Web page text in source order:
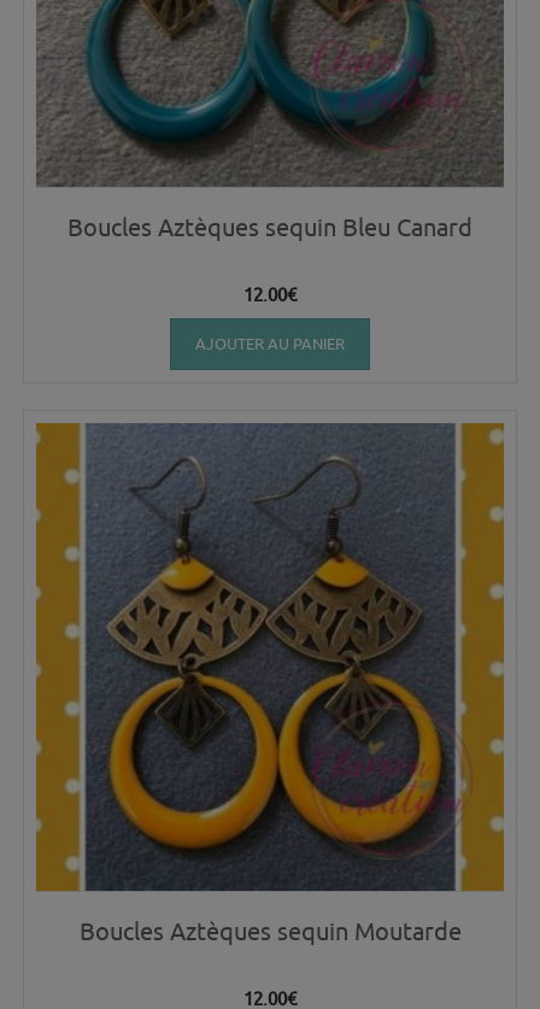
Boucles Aztèques sequin Bleu Canard
12.00€
AJOUTER AU PANIER
Boucles Aztèques sequin Moutarde
12.00€